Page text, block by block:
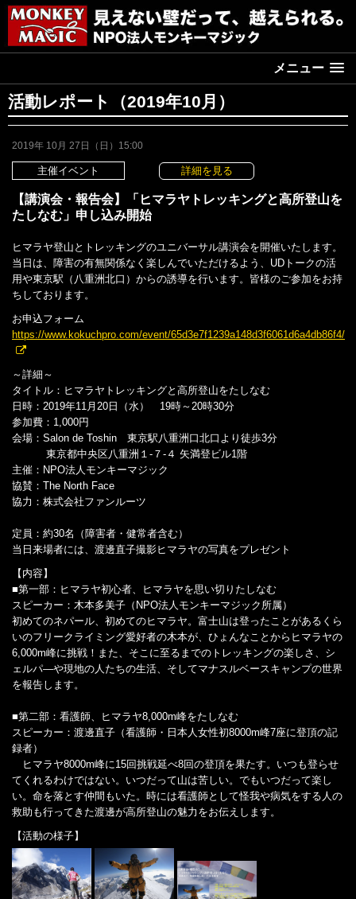
メニュー
活動レポート（2019年10月）
2019年 10月 27日（日）15:00
主催イベント 詳細を見る
【講演会・報告会】「ヒマラヤトレッキングと高所登山を
たしなむ」申し込み開始
ヒマラヤ登山とトレッキングのユニバーサル講演会を開催いたします。
当日は、障害の有無関係なく楽しんでいただけるよう、UDトークの活
用や東京駅（八重洲北口）からの誘導を行います。皆様のご参加をお持
ちしております。
お申込フォーム
https://www.kokuchpro.com/event/65d3e7f1239a148d3f6061d6a4db86f4/
～詳細～
タイトル：ヒマラヤトレッキングと高所登山をたしなむ
日時：2019年11月20日（水） 19時～20時30分
参加費：1,000円
会場：Salon de Toshin 東京駅八重洲口北口より徒歩3分
東京都中央区八重洲１-７-４ 矢満登ビル1階
主催：NPO法人モンキーマジック
協賛：The North Face
協力：株式会社ファンルーツ
定員：約30名（障害者・健常者含む）
当日来場者には、渡邊直子撮影ヒマラヤの写真をプレゼント
【内容】
■第一部：ヒマラヤ初心者、ヒマラヤを思い切りたしなむ
スピーカー：木本多美子（NPO法人モンキーマジック所属）
初めてのネパール、初めてのヒマラヤ。富士山は登ったことがあるくら
いのフリークライミング愛好者の木本が、ひょんなことからヒマラヤの
6,000m峰に挑戦！また、そこに至るまでのトレッキングの楽しさ、シ
ェルパ―や現地の人たちの生活、そしてマナスルベースキャンプの世界
を報告します。
■第二部：看護師、ヒマラヤ8,000m峰をたしなむ
スピーカー：渡邊直子（看護師・日本人女性初8000m峰7座に登頂の記
録者）
ヒマラヤ8000m峰に15回挑戦延べ8回の登頂を果たす。いつも登らせ
てくれるわけではない。いつだって山は苦しい。でもいつだって楽し
い。命を落とす仲間もいた。時には看護師として怪我や病気をする人の
救助も行ってきた渡邊が高所登山の魅力をお伝えします。
【活動の様子】